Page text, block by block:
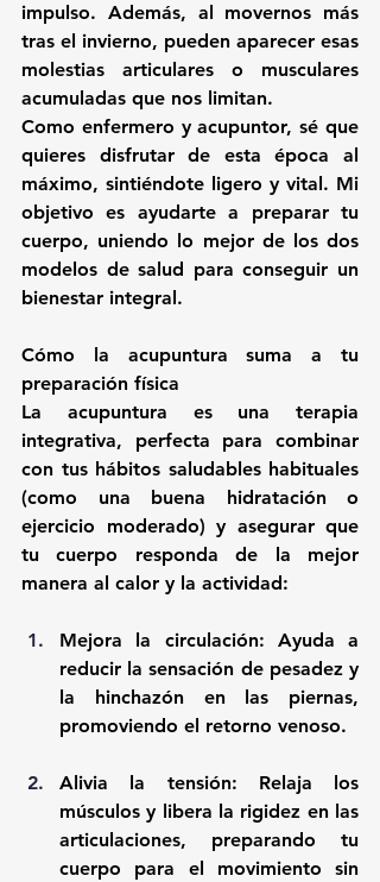
impulso. Además, al movernos más
tras el invierno, pueden aparecer esas
molestias articulares o musculares
acumuladas que nos limitan.
Como enfermero y acupuntor, sé que
quieres disfrutar de esta época al
máximo, sintiéndote ligero y vital. Mi
objetivo es ayudarte a preparar tu
cuerpo, uniendo lo mejor de los dos
modelos de salud para conseguir un
bienestar integral.
Cómo la acupuntura suma a tu
preparación física
La acupuntura es una terapia
integrativa, perfecta para combinar
con tus hábitos saludables habituales
(como una buena hidratación o
ejercicio moderado) y asegurar que
tu cuerpo responda de la mejor
manera al calor y la actividad:
Mejora la circulación: Ayuda a
reducir la sensación de pesadez y
la hinchazón en las piernas,
promoviendo el retorno venoso.
Alivia la tensión: Relaja los
músculos y libera la rigidez en las
articulaciones, preparando tu
cuerpo para el movimiento sin